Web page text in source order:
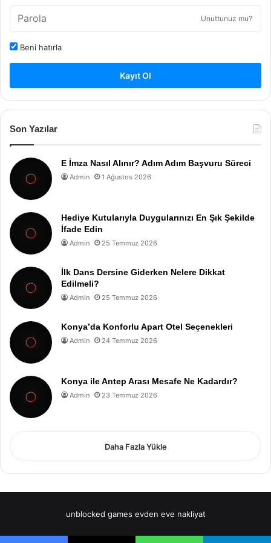
Unuttunuz mu?
Beni hatırla
Kayıt Ol
Son Yazılar
E İmza Nasıl Alınır? Adım Adım Başvuru Süreci
Admin 1 Ağustos 2026
Hediye Kutularıyla Duygularınızı En Şık Şekilde
İfade Edin
Admin 25 Temmuz 2026
İlk Dans Dersine Giderken Nelere Dikkat
Edilmeli?
Admin 25 Temmuz 2026
Konya’da Konforlu Apart Otel Seçenekleri
Admin 24 Temmuz 2026
Konya ile Antep Arası Mesafe Ne Kadardır?
Admin 23 Temmuz 2026
Daha Fazla Yükle
unblocked games evden eve nakliyat